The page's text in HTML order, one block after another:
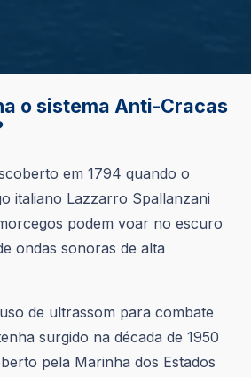
o sistema Anti-Cracas
em 1794 quando o
italiano Lazzarro Spallanzani
podem voar no escuro
ondas sonoras de alta
de ultrassom para combate
surgido na década de 1950
pela Marinha dos Estados